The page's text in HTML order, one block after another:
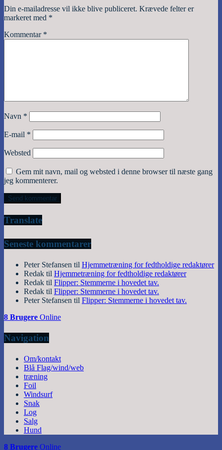
Din e-mailadresse vil ikke blive publiceret. Krævede felter er
markeret med *
Kommentar *
Navn *
E-mail *
Websted
Gem mit navn, mail og websted i denne browser til næste gang
jeg kommenterer.
Translate
Seneste kommentarer
Peter Stefansen til Hjemmetræning for fedtholdige redaktører
Redak til Hjemmetræning for fedtholdige redaktører
Redak til Flipper: Stemmerne i hovedet tav.
Redak til Flipper: Stemmerne i hovedet tav.
Peter Stefansen til Flipper: Stemmerne i hovedet tav.
8 Brugere Online
Navigation
Om/kontakt
Blå Flag/wind/web
træning
Foil
Windsurf
Snak
Log
Salg
Hund
8 Brugere Online